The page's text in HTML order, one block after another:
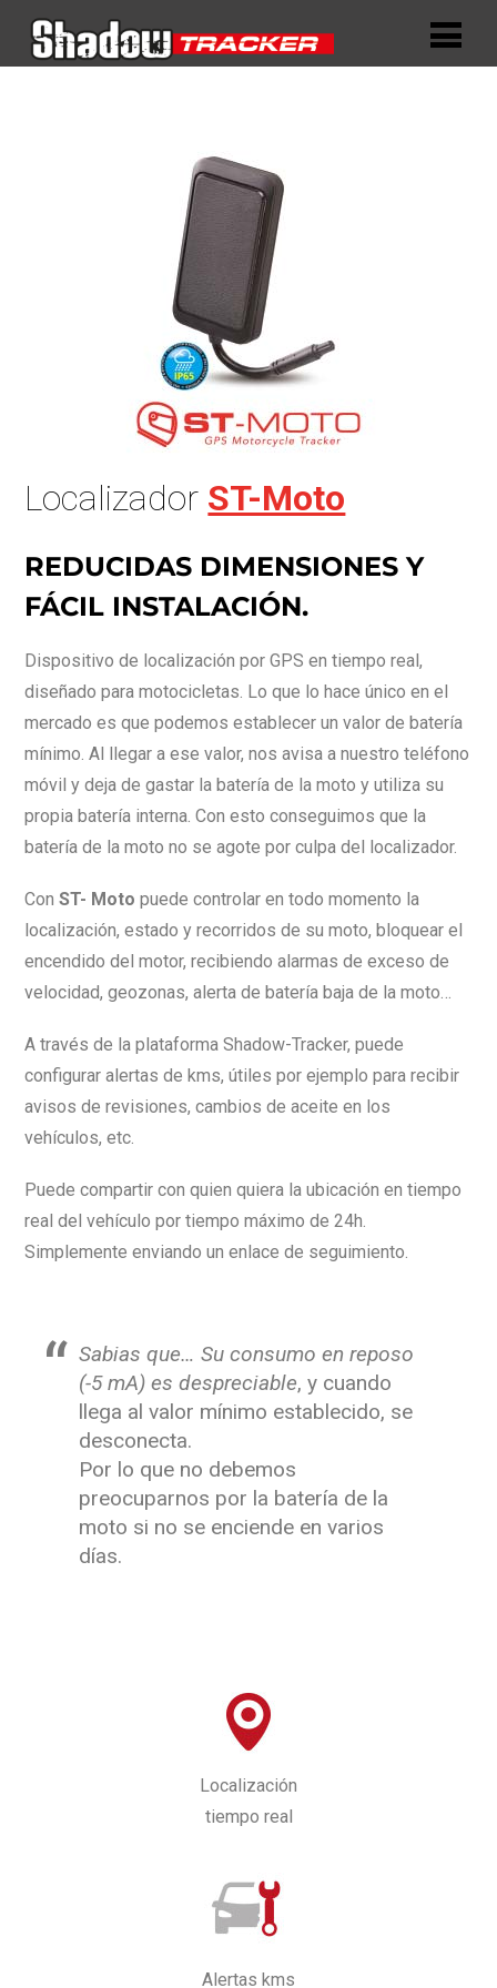
Localizador ST-Moto
REDUCIDAS DIMENSIONES Y
FÁCIL INSTALACIÓN.
Dispositivo de localización por GPS en tiempo real,
diseñado para motocicletas. Lo que lo hace único en el
mercado es que podemos establecer un valor de batería
mínimo. Al llegar a ese valor, nos avisa a nuestro teléfono
móvil y deja de gastar la batería de la moto y utiliza su
propia batería interna. Con esto conseguimos que la
batería de la moto no se agote por culpa del localizador.
ConST- Moto puede controlar en todo momento la
localización, estado y recorridos de su moto, bloquear el
encendido del motor, recibiendo alarmas de exceso de
velocidad, geozonas, alerta de batería baja de la moto…
A través de la plataforma Shadow-Tracker, puede
configurar alertas de kms, útiles por ejemplo para recibir
avisos de revisiones, cambios de aceite en los
vehículos, etc.
Puede compartir con quien quiera la ubicación en tiempo
real del vehículo por tiempo máximo de 24h.
Simplemente enviando un enlace de seguimiento.
Sabias que… Su consumo en reposo
(-5 mA) es despreciable, y cuando
llega al valor mínimo establecido, se
desconecta.
Por lo que no debemos
preocuparnos por la batería de la
moto si no se enciende en varios
días.
Localización
tiempo real
Alertas kms